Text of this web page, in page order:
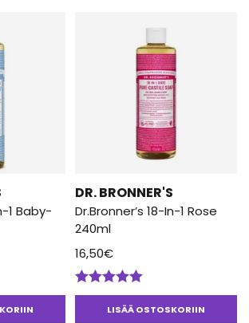
1 Baby-
DR. BRONNER'S
Dr.Bronner’s 18-In-1 Rose
240ml
16,50€
Arvostelu
tuotteesta:LISÄÄ OSTOSKORIIN